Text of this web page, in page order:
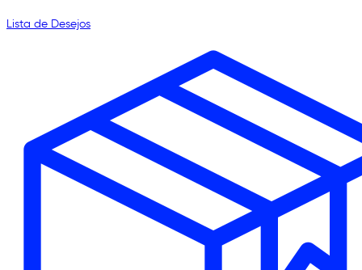
Lista de Desejos